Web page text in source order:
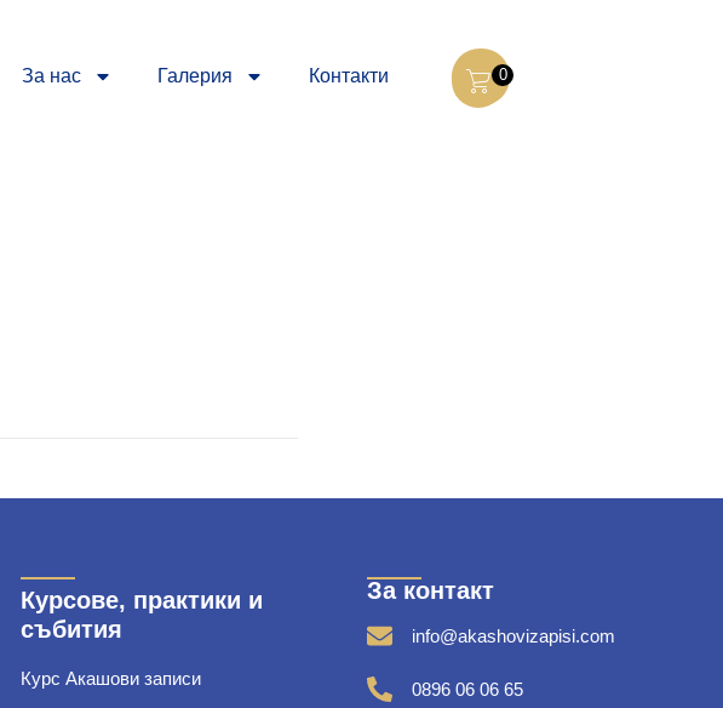
За нас Галерия Контакти 0
Курсове, практики и
събития
Курс Акашови записи
За контакт
info@akashovizapisi.com
0896 06 06 65